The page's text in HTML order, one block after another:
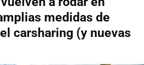
medidas de
carsharing (y nuevas